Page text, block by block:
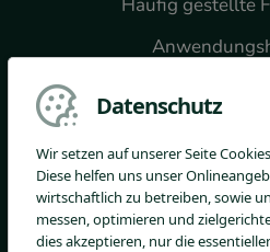
Datenschutz
Wir setzen auf unserer Seite
Diese helfen uns unser
wirtschaftlich zu betreiben, sowie
messen, optimieren und
dies akzeptieren, nur die